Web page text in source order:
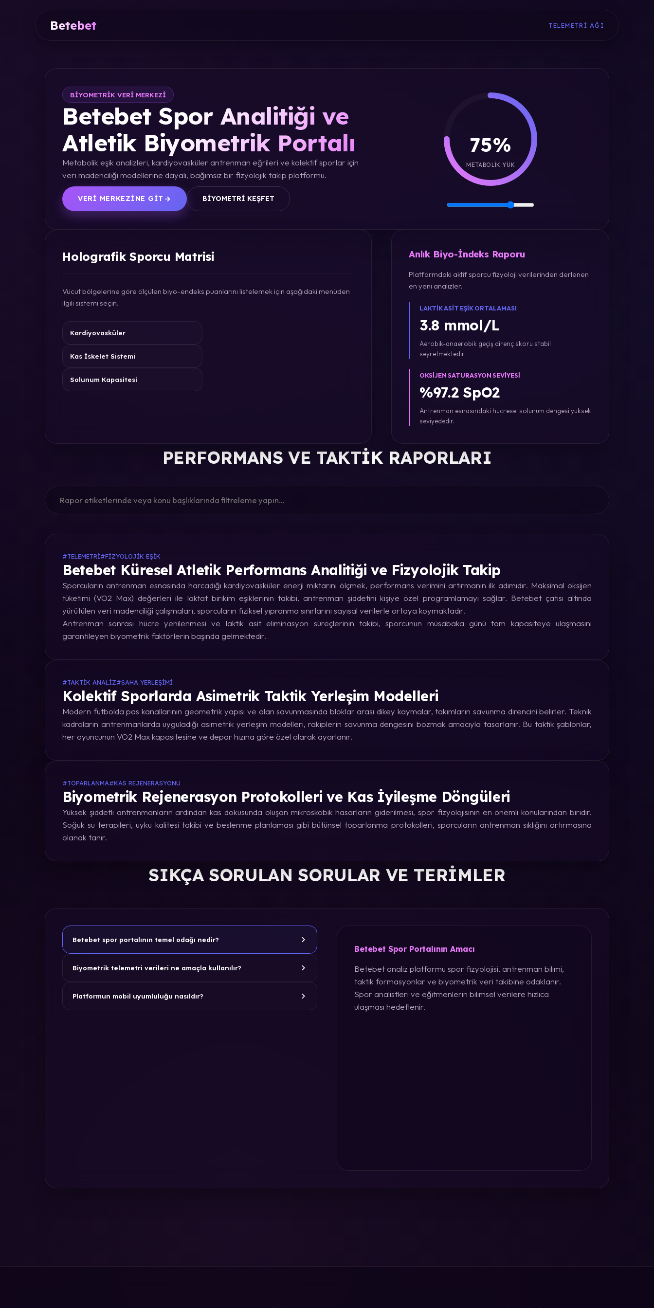
Betebet TELEMETRI AĞI
BIYOMETRIK VERI MERKEZI
Betebet Spor Analitiği ve
Atletik Biyometrik Portalı
Metabolik eşik analizleri, kardiyovasküler antrenman eğrileri ve kolektif sporlar için
veri madenciliği modellerine dayalı, bağımsız bir fizyolojik takip platformu.
VERI MERKEZINE GIT BIYOMETRI KEŞFET
75%
METABOLIK YÜK
Holografik Sporcu Matrisi
Vücut bölgelerine göre ölçülen biyo-endeks puanlarını listelemek için aşağıdaki menüden
ilgili sistemi seçin.
Kardiyovasküler
Kas İskelet Sistemi
Solunum Kapasitesi
Anlık Biyo-İndeks Raporu
Platformdaki aktif sporcu fizyoloji verilerinden derlenen
en yeni analizler.
LAKTIK ASIT EŞIK ORTALAMASI
3.8 mmol/L
Aerobik-anaerobik geçiş direnç skoru stabil
seyretmektedir.
OKSIJEN SATURASYON SEVIYESI
%97.2 SpO2
Antrenman esnasındaki hücresel solunum dengesi yüksek
seviyededir.
PERFORMANS VE TAKTIK RAPORLARI
#TELEMETRI#FIZYOLOJIK EŞIK
Betebet Küresel Atletik Performans Analitiği ve Fizyolojik Takip
Sporcuların antrenman esnasında harcadığı kardiyovasküler enerji miktarını ölçmek, performans verimini artırmanın ilk adımıdır. Maksimal oksijen
tüketimi (VO2 Max) değerleri ile laktat birikim eşiklerinin takibi, antrenman şiddetini kişiye özel programlamayı sağlar. Betebet çatısı altında
yürütülen veri madenciliği çalışmaları, sporcuların fiziksel yıpranma sınırlarını sayısal verilerle ortaya koymaktadır.
Antrenman sonrası hücre yenilenmesi ve laktik asit eliminasyon süreçlerinin takibi, sporcunun müsabaka günü tam kapasiteye ulaşmasını
garantileyen biyometrik faktörlerin başında gelmektedir.
#TAKTIK ANALIZ#SAHA YERLEŞIMI
Kolektif Sporlarda Asimetrik Taktik Yerleşim Modelleri
Modern futbolda pas kanallarının geometrik yapısı ve alan savunmasında bloklar arası dikey kaymalar, takımların savunma direncini belirler. Teknik
kadroların antrenmanlarda uyguladığı asimetrik yerleşim modelleri, rakiplerin savunma dengesini bozmak amacıyla tasarlanır. Bu taktik şablonlar,
her oyuncunun VO2 Max kapasitesine ve depar hızına göre özel olarak ayarlanır.
#TOPARLANMA#KAS REJENERASYONU
Biyometrik Rejenerasyon Protokolleri ve Kas İyileşme Döngüleri
Yüksek şiddetli antrenmanların ardından kas dokusunda oluşan mikroskobik hasarların giderilmesi, spor fizyolojisinin en önemli konularından biridir.
Soğuk su terapileri, uyku kalitesi takibi ve beslenme planlaması gibi bütünsel toparlanma protokolleri, sporcuların antrenman sıklığını artırmasına
olanak tanır.
SIKÇA SORULAN SORULAR VE TERIMLER
Betebet spor portalının temel odağı nedir?
Biyometrik telemetri verileri ne amaçla kullanılır?
Platformun mobil uyumluluğu nasıldır?
Betebet Spor Portalının Amacı
Betebet analiz platformu spor fizyolojisi, antrenman bilimi,
taktik formasyonlar ve biyometrik veri takibine odaklanır.
Spor analistleri ve eğitmenlerin bilimsel verilere hızlıca
ulaşması hedeflenir.